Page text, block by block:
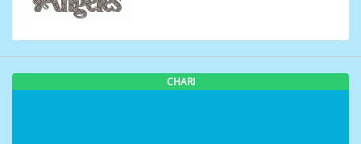
CHARI